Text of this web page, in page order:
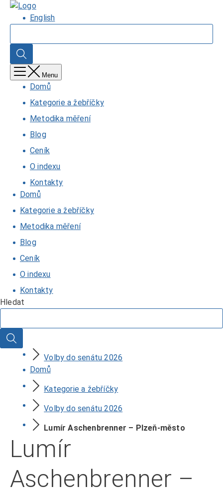
Přejít
obsahu
Domů
English
Hledat
Menu
Domů
Kategorie a žebříčky
Metodika měření
Blog
Ceník
O indexu
Kontakty
Domů
Kategorie a žebříčky
Metodika měření
Blog
Ceník
O indexu
Kontakty
Hledat
Hledat
Volby do senátu 2026
Domů
Kategorie a žebříčky
Volby do senátu 2026
Lumír Aschenbrenner – Plzeň-město
Lumír
Aschenbrenner –